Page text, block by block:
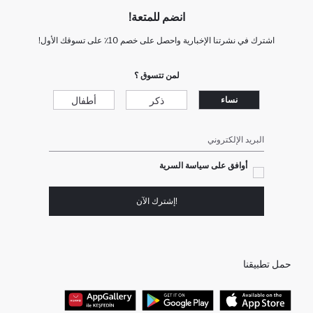
انضم للمتعة!
اشترك في نشرتنا الإخبارية واحصل على خصم 10٪ على تسوقك الأول!
لمن تتسوق ؟
نساء ذكر أطفال
البريد الإلكتروني
أوافق على سياسة السرية
!إشترك الآن
حمل تطبيقنا